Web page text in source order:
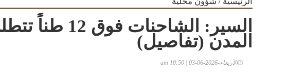
السير:
المدن (تفاصيل)
الأربعاء-2026-06-03 | 10:50 am